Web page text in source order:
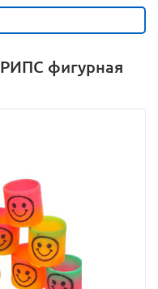
фигурная